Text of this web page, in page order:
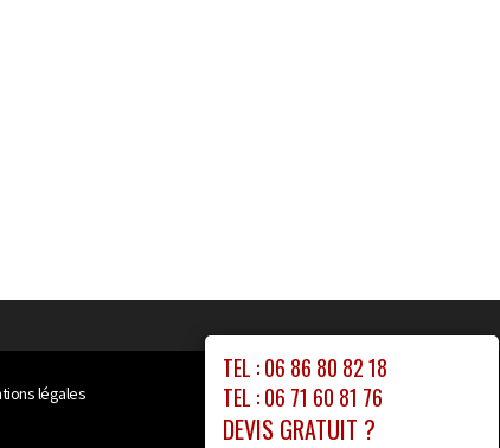
TEL : 06 86 80 82 18
TEL : 06 71 60 81 76
DEVIS GRATUIT ?
légales